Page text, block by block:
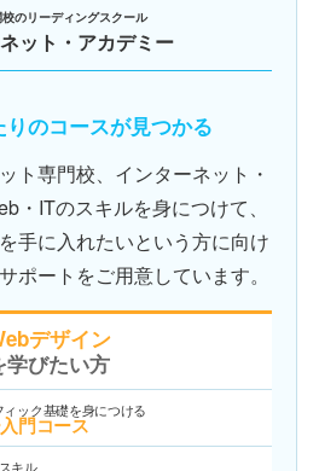
のリーディングスクール
ット・アカデミー
りのコースが見つかる
ト専門校、インターネット・
・ITのスキルを身につけて、
手に入れたいという方に向け
ポートをご用意しています。
デザイン
学びたい方
ック基礎を身につける
門コース
キル